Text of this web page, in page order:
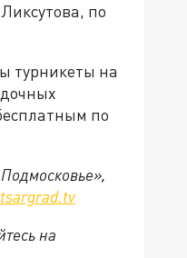
по
турникеты на
по
на